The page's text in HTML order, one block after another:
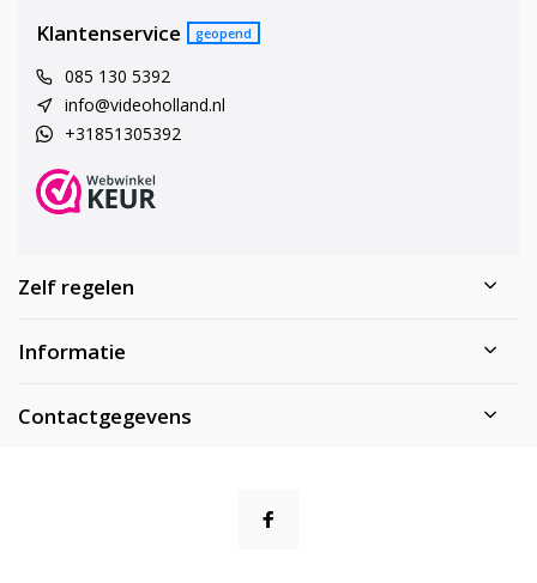
Klantenservice geopend
085 130 5392
info@videoholland.nl
+31851305392
Zelf regelen
Informatie
Contactgegevens